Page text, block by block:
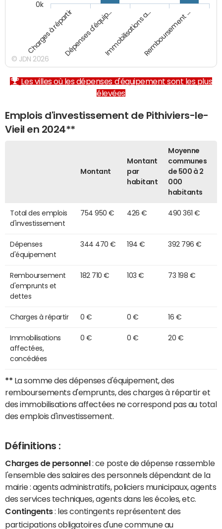
Charges à répartirDépenses d'équip…Immobilisations a…Remboursement …
0k
© JDN 2026
Les villes où les dépenses d'équipement sont les plus
élevées
Emplois d'investissement de Pithiviers-le-
Vieil en 2024**
Montant
Montant
par
habitant
Moyenne
communes
de 500 à 2
000
habitants
Total des emplois
d'investissement
754 950 € 426 € 490 361 €
Dépenses
d'équipement
344 470 € 194 € 392 796 €
Remboursement
d'emprunts et
dettes
182 710 € 103 € 73 198 €
Charges à répartir 0 € 0 € 16 €
Immobilisations
affectées,
concédées
0 € 0 € 20 €
** La somme des dépenses d'équipement, des
remboursements d'emprunts, des charges à répartir et
des immobilisations affectées ne correspond pas au total
des emplois d'investissement.
Définitions :
Charges de personnel : ce poste de dépense rassemble
l'ensemble des salaires des personnels dépendant de la
mairie : agents administratifs, policiers municipaux, agents
des services techniques, agents dans les écoles, etc.
Contingents: les contingents représentent des
participations obligatoires d'une commune au